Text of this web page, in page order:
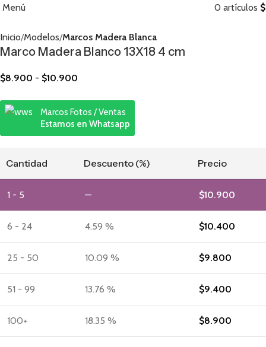
Menú 0 artículos $
Inicio Modelos Marcos Madera Blanca
Marco Madera Blanco 13X18 4 cm
$8.900 - $10.900
Marcos Fotos / Ventas
Estamos en Whatsapp
Cantidad Descuento (%) Precio
1 - 5 — $10.900
6 - 24 4.59 % $10.400
25 - 50 10.09 % $9.800
51 - 99 13.76 % $9.400
100+ 18.35 % $8.900